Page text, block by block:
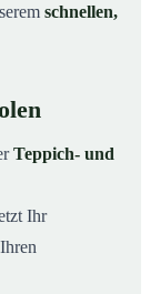
schnellen,
Teppich- und
Ihr